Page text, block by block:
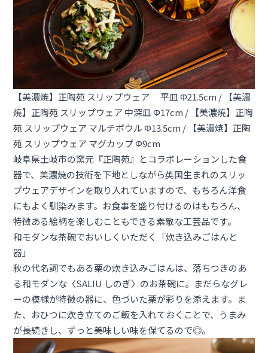
【美濃焼】正陶苑 スリップウェア 平皿 Φ21.5cm /
【美濃
焼】正陶苑 スリップウェア 中深皿 Φ17cm /
【美濃焼】正陶
苑 スリップウェア マルチボウル Φ13.5cm /
【美濃焼】正陶
苑 スリップウェア マグカップ Φ9cm
岐阜県土岐市の窯元『正陶苑』とコラボレーションした食
器で、美濃焼の技術を下地としながら英国生まれのスリッ
プウェアデザインを取り入れていますので、もちろん洋食
にもよく馴染みます。お食事を盛り付けるのはもちろん、
特徴ある絵柄を楽しむこともできる素敵な工芸品です。
和モダンな茶碗でおいしくいただく「炊き込みごはんと
器」
秋の代名詞でもある栗の炊き込みごはんは、落ちつきのあ
る和モダンな〈SALIU しのぎ〉のお茶碗に。まだらなグレ
ーの模様が特徴の器に、色づいた栗が彩りを添えます。ま
た、おひつに炊き立てのご飯を入れておくことで、うまみ
が長続きし、ずっと美味しい味を保てるので◎。